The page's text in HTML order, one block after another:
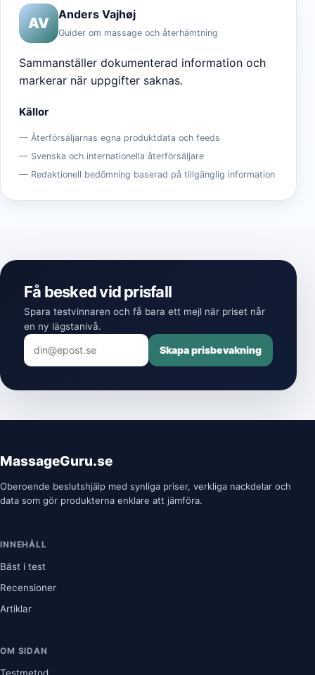
AV
Anders Vajhøj
Guider om massage och återhämtning
Sammanställer dokumenterad information och
markerar när uppgifter saknas.
Källor
Återförsäljarnas egna produktdata och feeds
Svenska och internationella återförsäljare
Redaktionell bedömning baserad på tillgänglig information
Få besked vid prisfall
Spara testvinnaren och få bara ett mejl när priset når
en ny lägstanivå.
Skapa prisbevakning
MassageGuru.se
Oberoende beslutshjälp med synliga priser, verkliga nackdelar och
data som gör produkterna enklare att jämföra.
INNEHÅLL
Bäst i test
Recensioner
Artiklar
OM SIDAN